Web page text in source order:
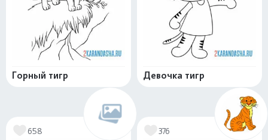
Горный тигр Девочка тигр
658 376